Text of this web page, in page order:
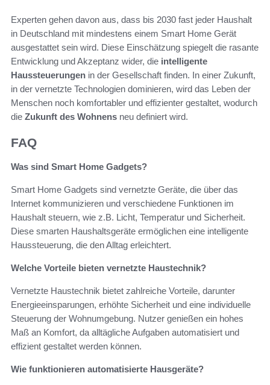
Experten gehen davon aus, dass bis 2030 fast jeder Haushalt
in Deutschland mit mindestens einem Smart Home Gerät
ausgestattet sein wird. Diese Einschätzung spiegelt die rasante
Entwicklung und Akzeptanz wider, die intelligente
Haussteuerungen in der Gesellschaft finden. In einer Zukunft,
in der vernetzte Technologien dominieren, wird das Leben der
Menschen noch komfortabler und effizienter gestaltet, wodurch
die Zukunft des Wohnens neu definiert wird.
FAQ
Was sind Smart Home Gadgets?
Smart Home Gadgets sind vernetzte Geräte, die über das
Internet kommunizieren und verschiedene Funktionen im
Haushalt steuern, wie z.B. Licht, Temperatur und Sicherheit.
Diese smarten Haushaltsgeräte ermöglichen eine intelligente
Haussteuerung, die den Alltag erleichtert.
Welche Vorteile bieten vernetzte Haustechnik?
Vernetzte Haustechnik bietet zahlreiche Vorteile, darunter
Energieeinsparungen, erhöhte Sicherheit und eine individuelle
Steuerung der Wohnumgebung. Nutzer genießen ein hohes
Maß an Komfort, da alltägliche Aufgaben automatisiert und
effizient gestaltet werden können.
Wie funktionieren automatisierte Hausgeräte?